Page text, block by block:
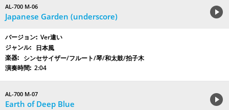
AL-700 M-06
Japanese Garden (underscore)
Ver違い
日本風
シンセサイザー/フルート/琴/和太鼓/拍子木
2:04
AL-700 M-07
Earth of Deep Blue